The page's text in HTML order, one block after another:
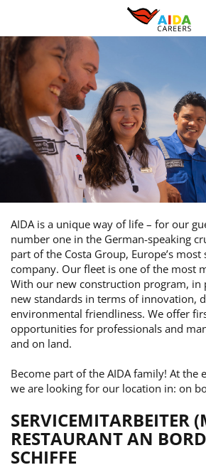
AIDA is a unique way of life – for our
number one in the German-speaking
part of the Costa Group, Europe’s most
company. Our fleet is one of the most
With our new construction program, in
new standards in terms of innovation,
environmental friendliness. We offer
opportunities for professionals and
and on land.
Become part of the AIDA family! At the
we are looking for our location in: on
SERVICEMITARBEITER
RESTAURANT AN
SCHIFFE